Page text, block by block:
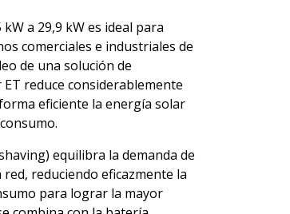
a 29,9 kW es ideal para
comerciales e industriales de
de una solución de
reduce considerablemente
eficiente la energía solar
equilibra la demanda de
reduciendo eficazmente la
para lograr la mayor